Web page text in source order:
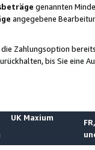
genannten
angegebene
Zahlungsoption
bis Sie
UK Maxium